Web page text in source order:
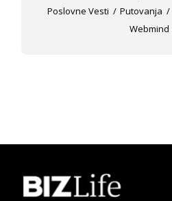
Poslovne Vesti
Putovanja
Webmind